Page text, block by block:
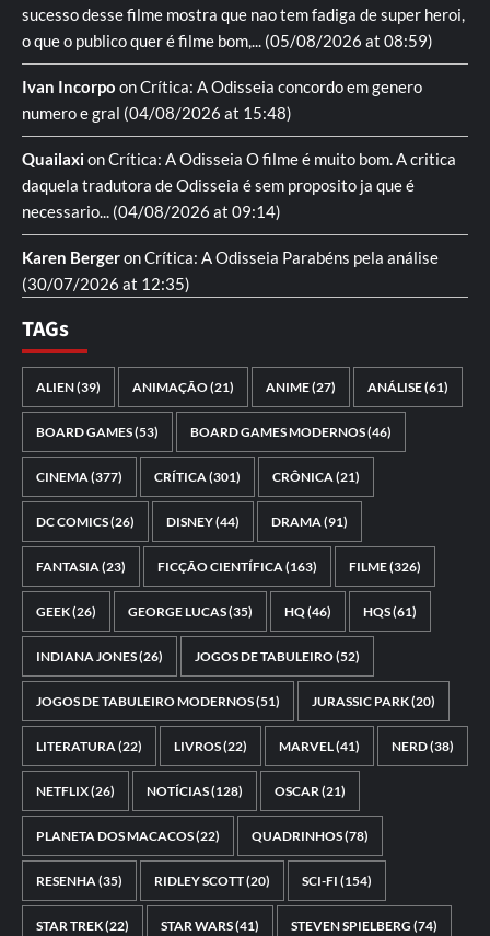
sucesso desse filme mostra que nao tem fadiga de super heroi,
o que o publico quer é filme bom,... (05/08/2026 at 08:59)
Ivan Incorpo onCrítica: A Odisseia concordo em genero
numero e gral (04/08/2026 at 15:48)
QuailaxionCrítica: A Odisseia O filme é muito bom. A critica
daquela tradutora de Odisseia é sem proposito ja que é
necessario... (04/08/2026 at 09:14)
Karen BergeronCrítica: A Odisseia Parabéns pela análise
(30/07/2026 at 12:35)
TAGs
ALIEN(39) ANIMAÇÃO(21) ANIME(27) ANÁLISE(61)
BOARD GAMES(53) BOARD GAMES MODERNOS(46)
CINEMA(377) CRÍTICA(301) CRÔNICA(21)
DC COMICS(26) DISNEY(44) DRAMA(91)
FANTASIA(23) FICÇÃO CIENTÍFICA(163) FILME(326)
GEEK(26) GEORGE LUCAS(35) HQ(46) HQS(61)
INDIANA JONES(26) JOGOS DE TABULEIRO(52)
JOGOS DE TABULEIRO MODERNOS(51) JURASSIC PARK(20)
LITERATURA(22) LIVROS(22) MARVEL(41) NERD(38)
NETFLIX(26) NOTÍCIAS(128) OSCAR(21)
PLANETA DOS MACACOS(22) QUADRINHOS(78)
RESENHA(35) RIDLEY SCOTT(20) SCI-FI (154)
STAR TREK(22) STAR WARS(41) STEVEN SPIELBERG (74)